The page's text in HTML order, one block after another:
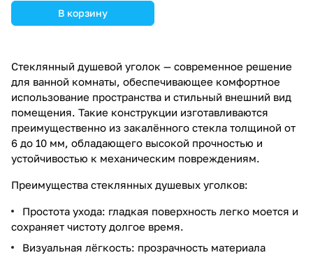
В корзину
Стеклянный душевой уголок — современное решение
для ванной комнаты, обеспечивающее комфортное
использование пространства и стильный внешний вид
помещения. Такие конструкции изготавливаются
преимущественно из закалённого стекла толщиной от
6 до 10 мм, обладающего высокой прочностью и
устойчивостью к механическим повреждениям.
Преимущества стеклянных душевых уголков:
Простота ухода: гладкая поверхность легко моется и
сохраняет чистоту долгое время.
Визуальная лёгкость: прозрачность материала